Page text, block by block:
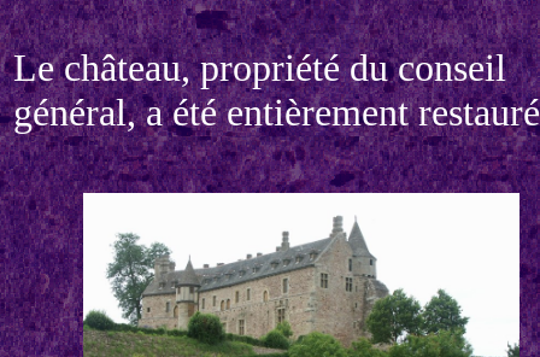
Le château, propriété du conseil
général, a été entièrement